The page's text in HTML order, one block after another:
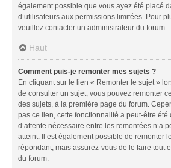
également possible que vous ayez été placé
d’utilisateurs aux permissions limitées. Pour
veuillez contacter un administrateur du forum.
Haut
Comment puis-je remonter mes sujets ?
En cliquant sur le lien « Remonter le sujet »
de consulter un sujet, vous pouvez remonter
des sujets, à la première page du forum.
pas ce lien, cette fonctionnalité a peut-être
d’attente nécessaire entre les remontées n’a
atteint. Il est également possible de remonter
répondant, mais assurez-vous de le faire tout
du forum.